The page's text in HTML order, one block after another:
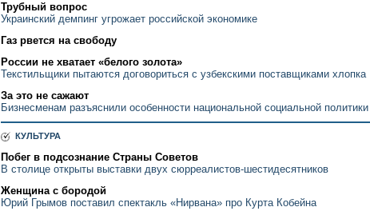
Трубный вопрос
Украинский демпинг угрожает российской экономике
Газ рвется на свободу
России не хватает «белого золота»
Текстильщики пытаются договориться с узбекскими поставщиками хлопка
За это не сажают
Бизнесменам разъяснили особенности национальной социальной политики
КУЛЬТУРА
Побег в подсознание Страны Советов
В столице открыты выставки двух сюрреалистов-шестидесятников
Женщина с бородой
Юрий Грымов поставил спектакль «Нирвана» про Курта Кобейна